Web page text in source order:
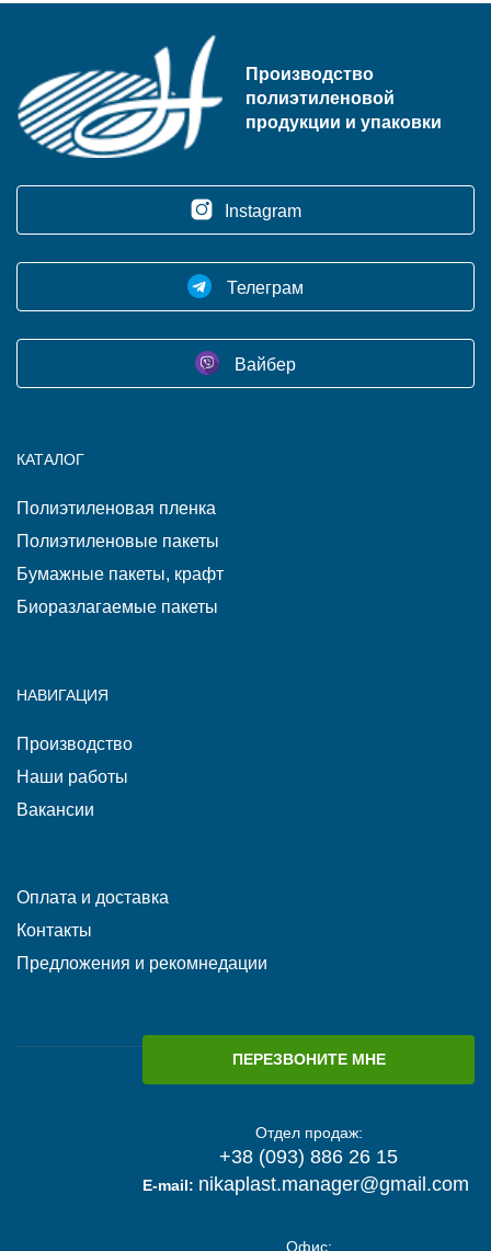
Производство
полиэтиленовой
продукции и упаковки
Instagram
Телеграм
Вайбер
КАТАЛОГ
Полиэтиленовая пленка
Полиэтиленовые пакеты
Бумажные пакеты, крафт
Биоразлагаемые пакеты
НАВИГАЦИЯ
Производство
Наши работы
Вакансии
Оплата и доставка
Контакты
Предложения и рекомнедации
ПЕРЕЗВОНИТЕ МНЕ
Отдел продаж:
+38 (093) 886 26 15
E-mail: nikaplast.manager@gmail.com
Офис: